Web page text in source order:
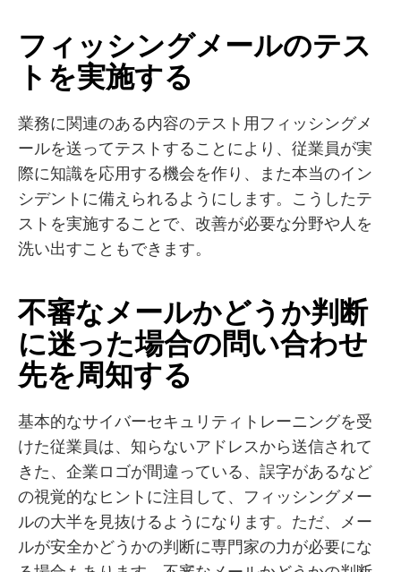
フィッシングメールのテス
トを実施する
業務に関連のある内容のテスト用フィッシングメ
ールを送ってテストすることにより、従業員が実
際に知識を応用する機会を作り、また本当のイン
シデントに備えられるようにします。こうしたテ
ストを実施することで、改善が必要な分野や人を
洗い出すこともできます。
不審なメールかどうか判断
に迷った場合の問い合わせ
先を周知する
基本的なサイバーセキュリティトレーニングを受
けた従業員は、知らないアドレスから送信されて
きた、企業ロゴが間違っている、誤字があるなど
の視覚的なヒントに注目して、フィッシングメー
ルの大半を見抜けるようになります。ただ、メー
ルが安全かどうかの判断に専門家の力が必要にな